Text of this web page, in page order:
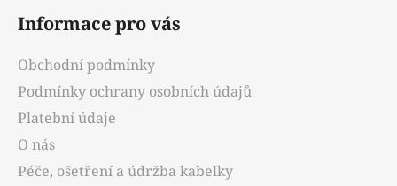
Informace pro vás
Obchodní podmínky
Podmínky ochrany osobních údajů
Platební údaje
O nás
Péče, ošetření a údržba kabelky